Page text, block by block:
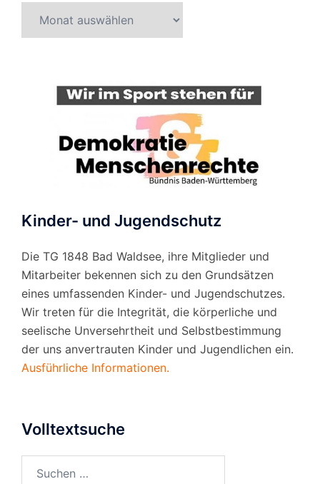
nach
Kinder- und Jugendschutz
Die TG 1848 Bad Waldsee, ihre Mitglieder und
Mitarbeiter bekennen sich zu den Grundsätzen
eines umfassenden Kinder- und Jugendschutzes.
Wir treten für die Integrität, die körperliche und
seelische Unversehrtheit und Selbstbestimmung
der uns anvertrauten Kinder und Jugendlichen ein.
Ausführliche Informationen.
Volltextsuche